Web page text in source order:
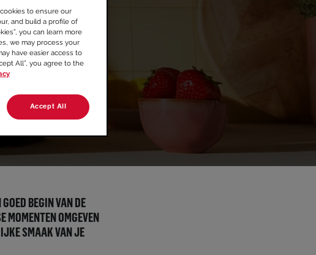
BEGIN VAN DE
MOMENTEN OMGEVEN
SMAAK VAN JE
to ensure our
and build a profile of
you can learn more
we may process your
have easier access to
All”, you agree to the
Accept All